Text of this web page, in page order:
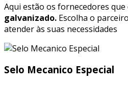
Aqui estão os fornecedores que
galvanizado. Escolha o
atender às suas necessidades
Selo Mecanico Especial